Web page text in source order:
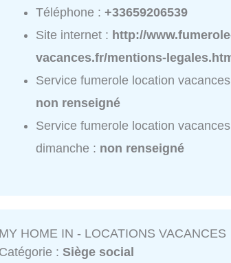
Téléphone :+33659206539
Site internet : http://
vacances.fr/mentions-
Service fumerole location
non renseigné
Service fumerole location
dimanche : non renseigné
MY HOME IN - LOCATIONS VACANCES
Catégorie :Siège social